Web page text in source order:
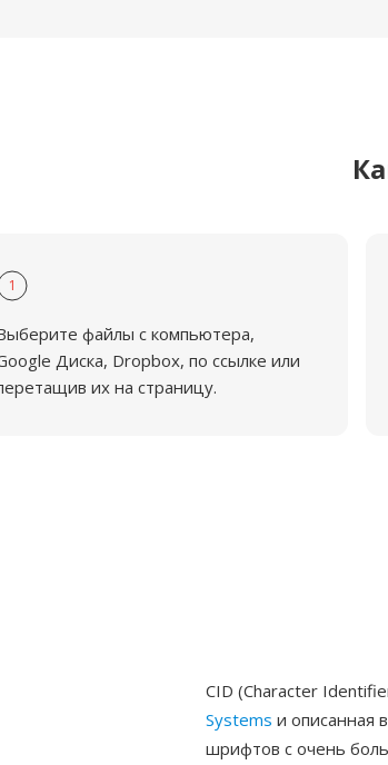
1
файлы с компьютера,
Диска, Dropbox, по ссылке или
их на страницу.
CID (Character
Systems и описанная
шрифтов с очень